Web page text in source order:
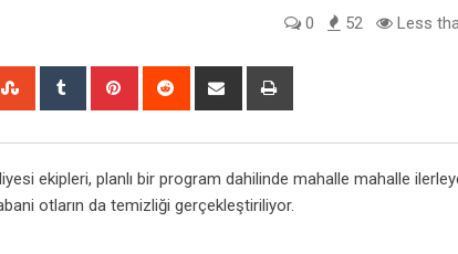
0 52 Less
StumbleUpon
Tumblr Pinterest Reddit
Share
ekipleri, planlı bir program dahilinde mahalle mahalle
otların da temizliği gerçekleştiriliyor.